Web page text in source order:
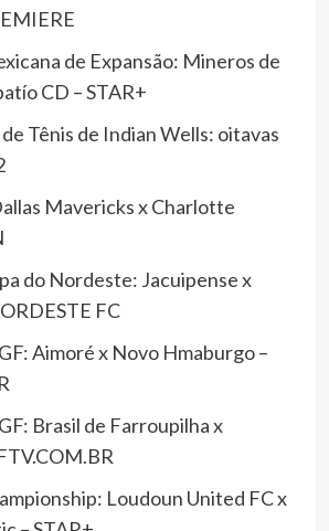
de Expansão: Mineros de
CD – STAR+
Tênis de Indian Wells: oitavas
Mavericks x Charlotte
do Nordeste: Jacuipense x
FC
Aimoré x Novo Hmaburgo –
Brasil de Farroupilha x
Loudoun United FC x